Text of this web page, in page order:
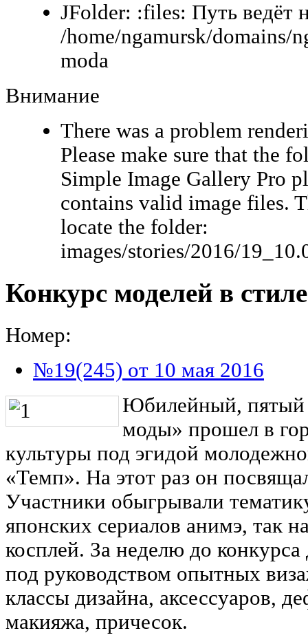
JFolder: :files: Путь ведёт
/home/ngamursk/domains/
moda
Внимание
There was a problem
Please make sure that the
Simple Image Gallery Pro
contains valid image files.
locate the folder:
images/stories/2016/
Конкурс моделей в
Номер:
№19(245) от 10 мая 2016
Юбилейный, пятый
моды» прошел в
культуры под эгидой
«Темп». На этот раз он
Участники обыгрывали
японских сериалов анимэ, так
косплей. За неделю до
под руководством опытных
классы дизайна, аксессуаров,
макияжа, причесок.